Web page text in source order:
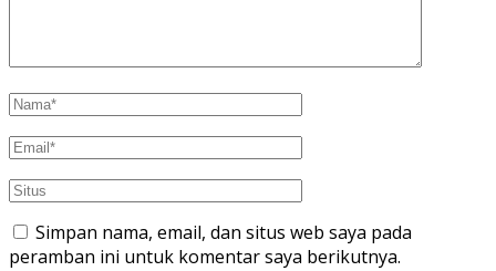
Simpan nama, email, dan situs web saya pada
peramban ini untuk komentar saya berikutnya.